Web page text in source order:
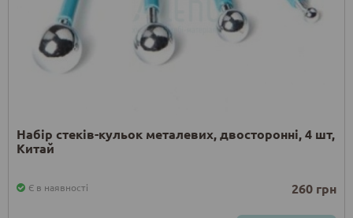
Набір стеків-кульок металевих, двосторонні, 4 шт,
Китай
Є в наявності 260 грн